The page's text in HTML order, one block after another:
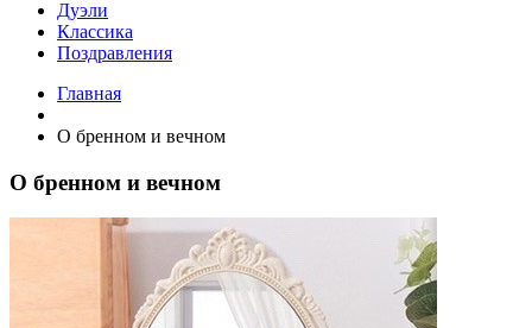
Дуэли
Классика
Поздравления
Главная
О бренном и вечном
О бренном и вечном